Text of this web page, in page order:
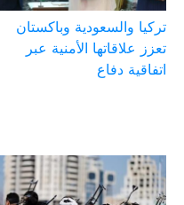
تركيا والسعودية وباكستان
تعزز علاقاتها الأمنية عبر
اتفاقية دفاع